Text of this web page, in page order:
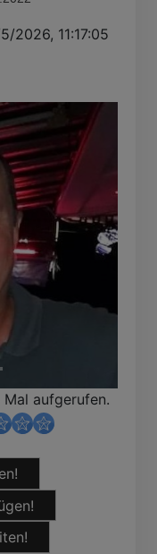
2026, 11:17:05
Mal aufgerufen.